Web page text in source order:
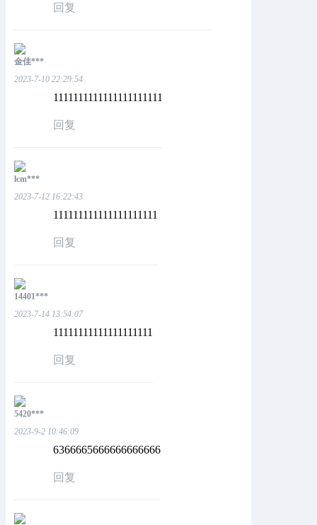
回复
金佳***
2023-7-10 22:29:54
1111111111111111111111
回复
lcm***
2023-7-12 16:22:43
111111111111111111111
回复
14401***
2023-7-14 13:54:07
11111111111111111111
回复
5420***
2023-9-2 10:46:09
6366665666666666666
回复